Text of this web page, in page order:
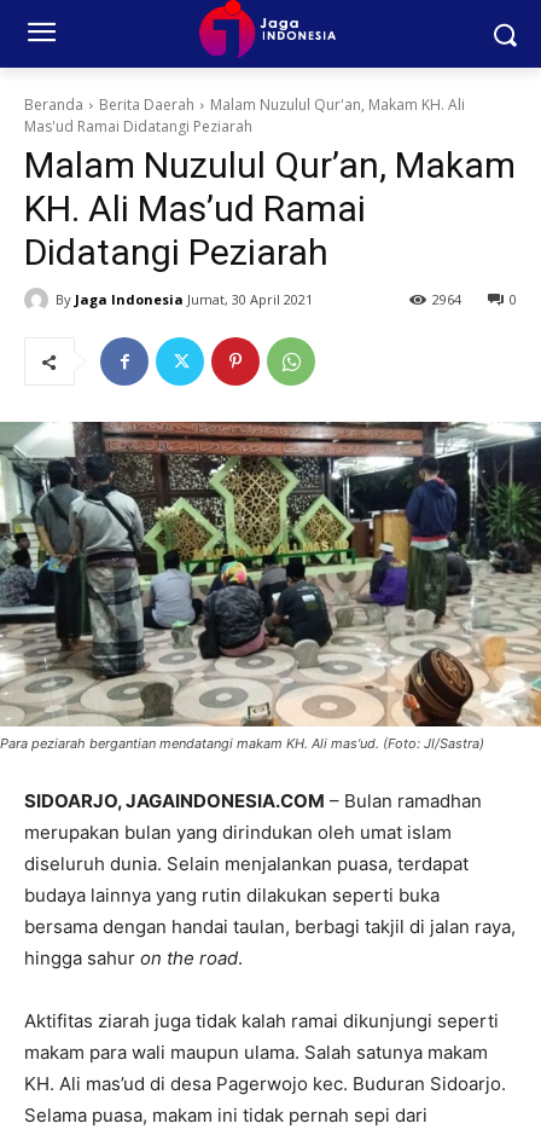
Beranda Berita Daerah
Malam Nuzulul Qur'an, Makam KH. Ali
Mas'ud Ramai Didatangi Peziarah
Malam Nuzulul Qur’an, Makam
KH. Ali Mas’ud Ramai
Didatangi Peziarah
By Jaga Indonesia Jumat, 30 April 2021 0
2964
Para peziarah bergantian mendatangi makam KH. Ali mas'ud. (Foto: JI/Sastra)
SIDOARJO, JAGAINDONESIA.COM – Bulan ramadhan
merupakan bulan yang dirindukan oleh umat islam
diseluruh dunia. Selain menjalankan puasa, terdapat
budaya lainnya yang rutin dilakukan seperti buka
bersama dengan handai taulan, berbagi takjil di jalan raya,
hingga sahur on the road.
Aktifitas ziarah juga tidak kalah ramai dikunjungi seperti
makam para wali maupun ulama. Salah satunya makam
KH. Ali mas’ud di desa Pagerwojo kec. Buduran Sidoarjo.
Selama puasa, makam ini tidak pernah sepi dari